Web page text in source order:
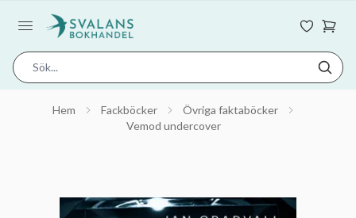
Hem Fackböcker
Övriga faktaböcker
Vemod undercover